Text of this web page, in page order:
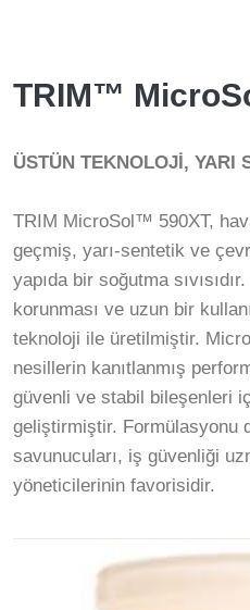
TRIM™
ÜSTÜN TEKNOLOJİ, YARI
TRIM MicroSol™ 590XT,
geçmiş, yarı-sentetik ve
yapıda bir soğutma
korunması ve uzun bir
teknoloji ile üretilmiştir.
nesillerin kanıtlanmış
güvenli ve stabil bileşenleri
geliştirmiştir. Formülasyonu
savunucuları, iş güvenliği
yöneticilerinin favorisidir.